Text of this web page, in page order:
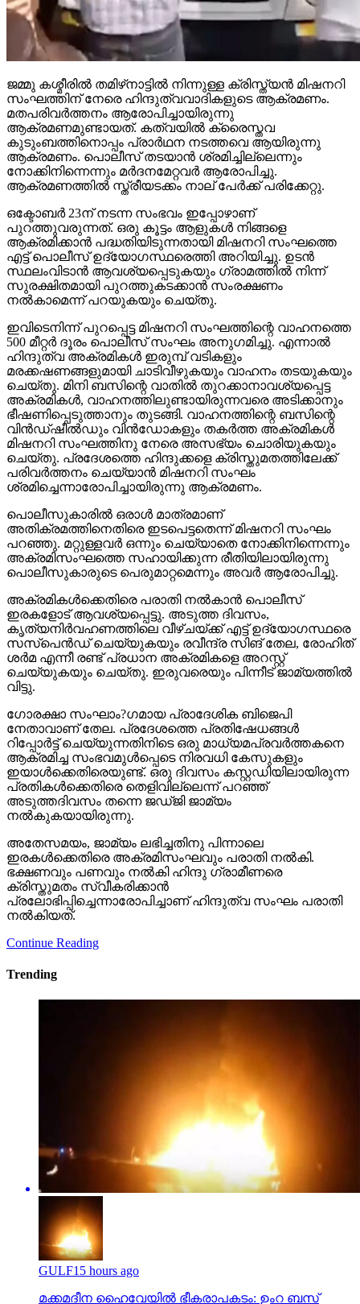
ജമ്മു കശ്മീരില്‍ തമിഴ്‌നാട്ടില്‍ നിന്നുള്ള ക്രിസ്ത്യന്‍ മിഷനറി
സംഘത്തിന് നേരെ ഹിന്ദുത്വവാദികളുടെ ആക്രമണം.
മതപരിവര്‍ത്തനം ആരോപിച്ചായിരുന്നു
ആക്രമണമുണ്ടായത്. കത്വയില്‍ ക്രൈസ്തവ
കുടുംബത്തിനൊപ്പം പ്രാര്‍ഥന നടത്തവെ ആയിരുന്നു
ആക്രമണം. പൊലീസ് തടയാന്‍ ശ്രമിച്ചില്ലെന്നും
നോക്കിനിന്നെന്നും മര്‍ദനമേറ്റവര്‍ ആരോപിച്ചു.
ആക്രമണത്തില്‍ സ്ത്രീയടക്കം നാല് പേര്‍ക്ക് പരിക്കേറ്റു.
ഒക്ടോബര്‍ 23ന് നടന്ന സംഭവം ഇപ്പോഴാണ്
പുറത്തുവരുന്നത്. ഒരു കൂട്ടം ആളുകള്‍ നിങ്ങളെ
ആക്രമിക്കാന്‍ പദ്ധതിയിടുന്നതായി മിഷനറി സംഘത്തെ
എട്ട് പൊലീസ് ഉദ്യോഗസ്ഥരെത്തി അറിയിച്ചു. ഉടന്‍
സ്ഥലംവിടാന്‍ ആവശ്യപ്പെടുകയും ഗ്രാമത്തില്‍ നിന്ന്
സുരക്ഷിതമായി പുറത്തുകടക്കാന്‍ സംരക്ഷണം
നല്‍കാമെന്ന് പറയുകയും ചെയ്തു.
ഇവിടെനിന്ന് പുറപ്പെട്ട മിഷനറി സംഘത്തിന്റെ വാഹനത്തെ
500 മീറ്റര്‍ ദൂരം പൊലീസ് സംഘം അനുഗമിച്ചു. എന്നാല്‍
ഹിന്ദുത്വ അക്രമികള്‍ ഇരുമ്പ് വടികളും
മരക്കഷണങ്ങളുമായി ചാടിവീഴുകയും വാഹനം തടയുകയും
ചെയ്തു. മിനി ബസിന്റെ വാതില്‍ തുറക്കാനാവശ്യപ്പെട്ട
അക്രമികള്‍, വാഹനത്തിലുണ്ടായിരുന്നവരെ അടിക്കാനും
ഭീഷണിപ്പെടുത്താനും തുടങ്ങി. വാഹനത്തിന്റെ ബസിന്റെ
വിന്‍ഡ്ഷീല്‍ഡും വിന്‍ഡോകളും തകര്‍ത്ത അക്രമികള്‍
മിഷനറി സംഘത്തിനു നേരെ അസഭ്യം ചൊരിയുകയും
ചെയ്തു. പ്രദേശത്തെ ഹിന്ദുക്കളെ ക്രിസ്തുമതത്തിലേക്ക്
പരിവര്‍ത്തനം ചെയ്യാന്‍ മിഷനറി സംഘം
ശ്രമിച്ചെന്നാരോപിച്ചായിരുന്നു ആക്രമണം.
പൊലീസുകാരില്‍ ഒരാള്‍ മാത്രമാണ്
അതിക്രമത്തിനെതിരെ ഇടപെട്ടതെന്ന് മിഷനറി സംഘം
പറഞ്ഞു. മറ്റുള്ളവര്‍ ഒന്നും ചെയ്യാതെ നോക്കിനിന്നെന്നും
അക്രമിസംഘത്തെ സഹായിക്കുന്ന രീതിയിലായിരുന്നു
പൊലീസുകാരുടെ പെരുമാറ്റമെന്നും അവര്‍ ആരോപിച്ചു.
അക്രമികള്‍ക്കെതിരെ പരാതി നല്‍കാന്‍ പൊലീസ്
ഇരകളോട് ആവശ്യപ്പെട്ടു. അടുത്ത ദിവസം,
കൃത്യനിര്‍വഹണത്തിലെ വീഴ്ചയ്ക്ക് എട്ട് ഉദ്യോഗസ്ഥരെ
സസ്‌പെന്‍ഡ് ചെയ്യുകയും രവീന്ദ്ര സിങ് തേല, രോഹിത്
ശര്‍മ എന്നീ രണ്ട് പ്രധാന അക്രമികളെ അറസ്റ്റ്
ചെയ്യുകയും ചെയ്തു. ഇരുവരെയും പിന്നീട് ജാമ്യത്തില്‍
വിട്ടു.
ഗോരക്ഷാ സംഘാം?ഗമായ പ്രാദേശിക ബിജെപി
നേതാവാണ് തേല. പ്രദേശത്തെ പ്രതിഷേധങ്ങള്‍
റിപ്പോര്‍ട്ട് ചെയ്യുന്നതിനിടെ ഒരു മാധ്യമപ്രവര്‍ത്തകനെ
ആക്രമിച്ച സംഭവമുള്‍പ്പെടെ നിരവധി കേസുകളും
ഇയാള്‍ക്കെതിരെയുണ്ട്. ഒരു ദിവസം കസ്റ്റഡിയിലായിരുന്ന
പ്രതികള്‍ക്കെതിരെ തെളിവില്ലെന്ന് പറഞ്ഞ്
അടുത്തദിവസം തന്നെ ജഡ്ജി ജാമ്യം
നല്‍കുകയായിരുന്നു.
അതേസമയം, ജാമ്യം ലഭിച്ചതിനു പിന്നാലെ
ഇരകള്‍ക്കെതിരെ അക്രമിസംഘവും പരാതി നല്‍കി.
ഭക്ഷണവും പണവും നല്‍കി ഹിന്ദു ഗ്രാമീണരെ
ക്രിസ്തുമതം സ്വീകരിക്കാന്‍
പ്രലോഭിപ്പിച്ചെന്നാരോപിച്ചാണ് ഹിന്ദുത്വ സംഘം പരാതി
നല്‍കിയത്.
Continue Reading
Trending
GULF15 hours ago
മക്കമദീന ഹൈവേയില്‍ ഭീകരാപകടം: ഉംറ ബസ്